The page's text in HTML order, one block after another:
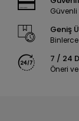
Geniş
7 / 24
Öneri